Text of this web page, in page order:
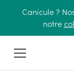
Canicule ?
notre
Menu